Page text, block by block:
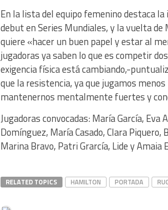
En la lista del equipo femenino destaca
debut en Series Mundiales, y la vuelta
quiere «hacer un buen papel y estar al
jugadoras ya saben lo que es competir
exigencia física está cambiando,-
que la resistencia, ya que jugamos
mantenernos mentalmente fuertes y
Jugadoras convocadas: María García,
Domínguez, María Casado, Clara Piquero,
Marina Bravo, Patri Grarcía, Lide y Amaia
RELATED TOPICS HAMILTON PORTADA